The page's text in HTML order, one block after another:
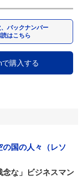
バックナンバー
はこちら
購入する
の国の人々（レソ
念な」ビジネスマン